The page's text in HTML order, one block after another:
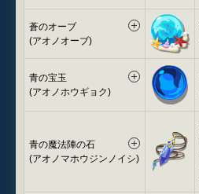
蒼のオーブ
(アオノオーブ)
青の宝玉
(アオノホウギョク)
青の魔法陣の石
(アオノマホウジンノイシ)